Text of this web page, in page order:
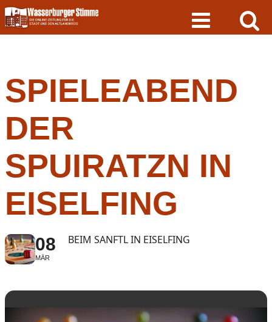
Skip
to
content
SPIELEABEND
DER
SPUIRATZN IN
EISELFING
08
MÄR
BEIM SANFTL IN EISELFING